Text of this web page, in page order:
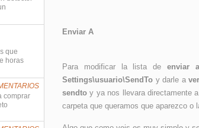
Enviar A
Para modificar la lista de enviar a
Settings\usuario\SendTo y darle a
sendto y ya nos llevara directamente
carpeta que queramos que aparezco o
que
horas
comprar